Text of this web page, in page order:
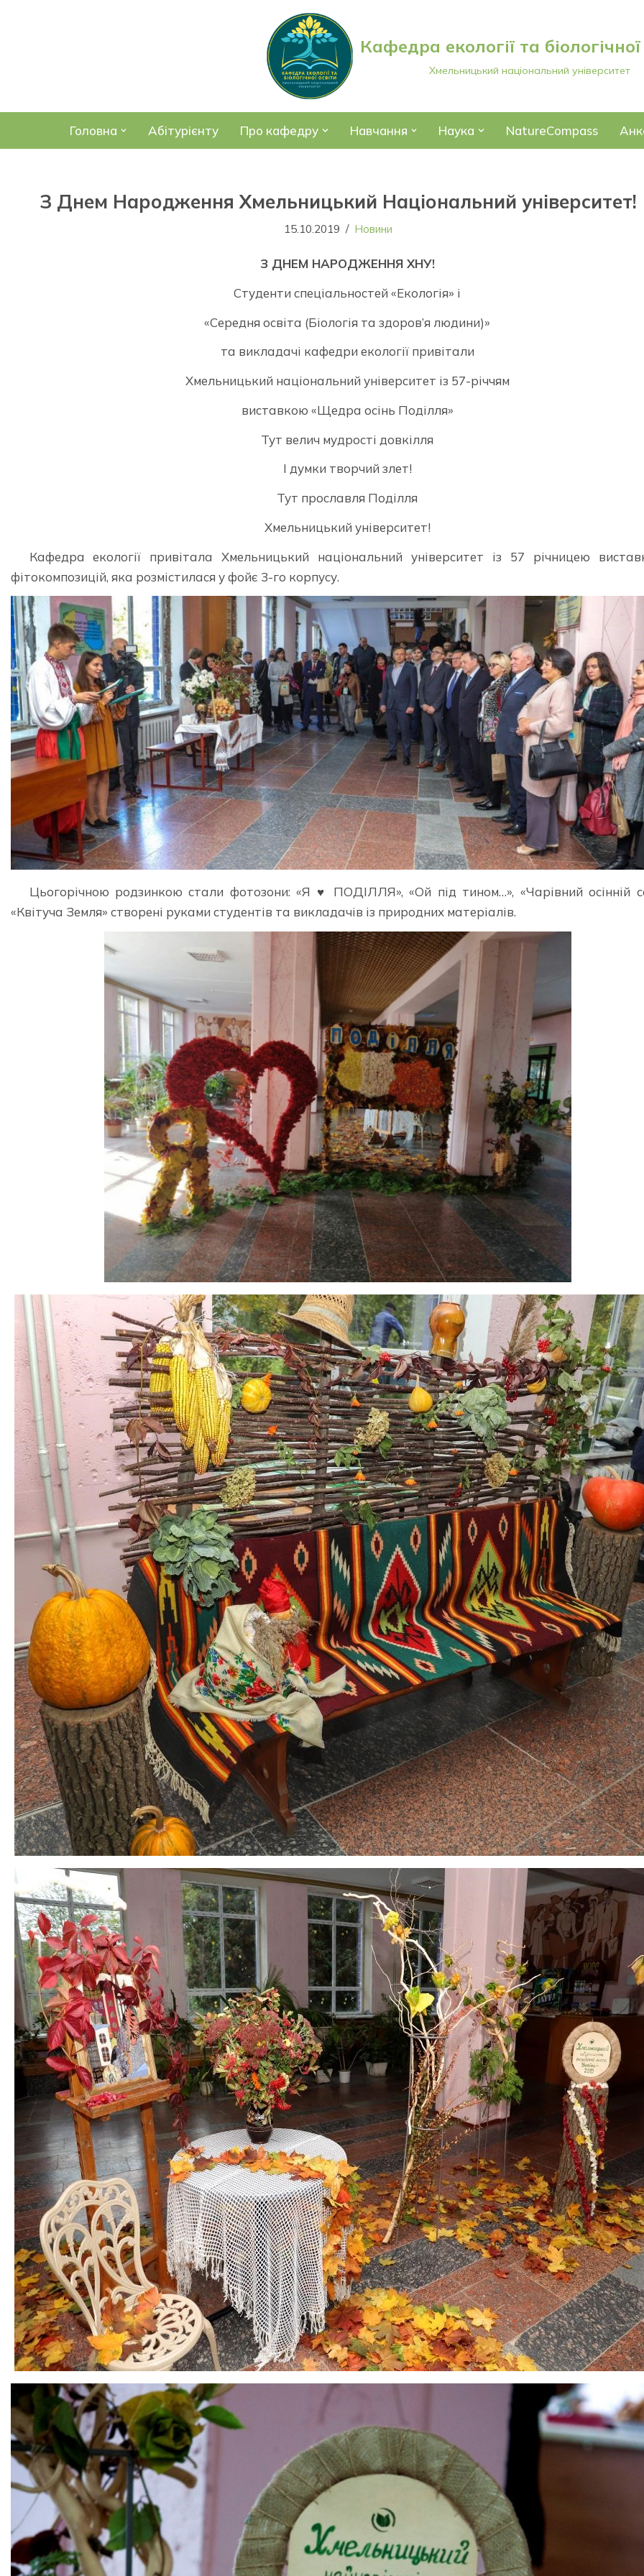
Кафедра екології та біологічної
Хмельницький національний університет
Головна Абітурієнту Про кафедру Навчання Наука NatureCompass
З Днем Народження Хмельницький Національний університет!
15.10.2019 Новини
З ДНЕМ НАРОДЖЕННЯ ХНУ!
Студенти спеціальностей «Екологія» і
«Середня освіта (Біологія та здоров’я людини)»
та викладачі кафедри екології привітали
Хмельницький національний університет із 57-річчям
виставкою «Щедра осінь Поділля»
Тут велич мудрості довкілля
І думки творчий злет!
Тут прославля Поділля
Хмельницький університет!
Кафедра екології привітала Хмельницький національний університет із 57 річницею
фітокомпозицій, яка розмістилася у фойє 3-го корпусу.
Цьогорічною родзинкою стали фотозони: «Я ♥ ПОДІЛЛЯ», «Ой під тином…», «Чарівний осінній
«Квітуча Земля» створені руками студентів та викладачів із природних матеріалів.